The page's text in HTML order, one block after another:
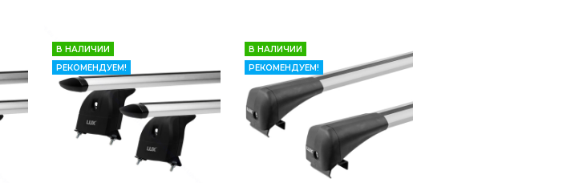
В НАЛИЧИИ
РЕКОМЕНДУЕМ!
В НАЛИЧИИ
РЕКОМЕНДУЕМ!